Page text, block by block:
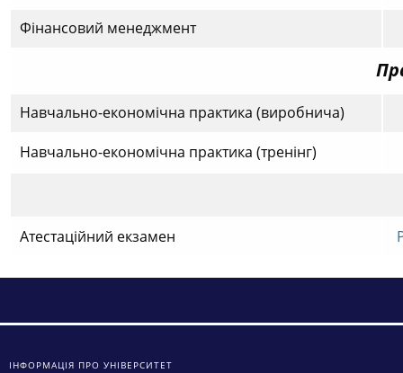
Фінансовий менеджмент
Навчально-економічна практика (виробнича)
Навчально-економічна практика (тренінг)
Атестаційний екзамен
ІНФОРМАЦІЯ ПРО УНІВЕРСИТЕТ